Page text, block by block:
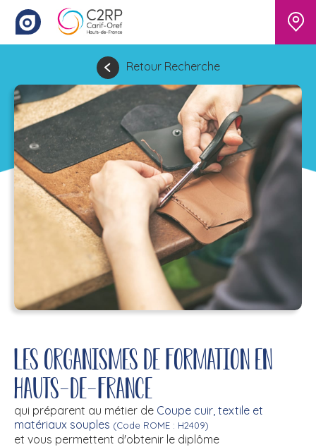
Retour Recherche
Les organismes de formation en
Hauts-de-France
qui préparent au métier de Coupe cuir, textile et
matériaux souples (Code ROME : H2409)
et vous permettent d'obtenir le diplôme